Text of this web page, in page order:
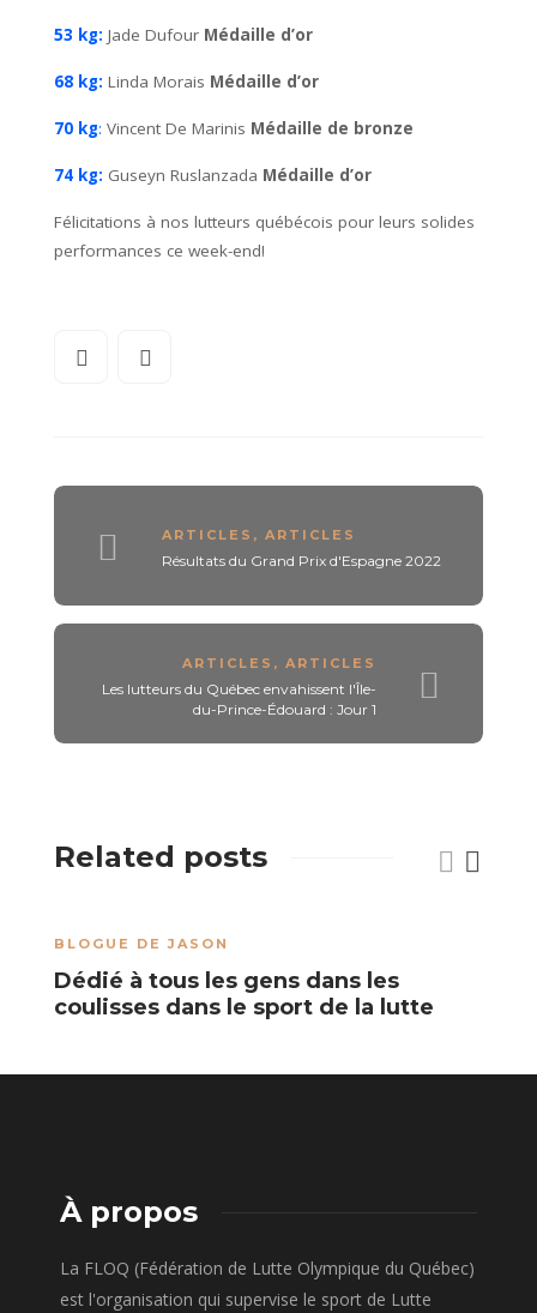
53 kg: Jade Dufour Médaille d’or
68 kg: Linda Morais Médaille d’or
70 kg: Vincent De Marinis Médaille de bronze
74 kg: Guseyn Ruslanzada Médaille d’or
Félicitations à nos lutteurs québécois pour leurs solides
performances ce week-end!
ARTICLES , ARTICLES
Résultats du Grand Prix d'Espagne 2022
ARTICLES , ARTICLES
Les lutteurs du Québec envahissent l'Île-
du-Prince-Édouard : Jour 1
Related posts
BLOGUE DE JASON
Dédié à tous les gens dans les
coulisses dans le sport de la lutte
À propos
La FLOQ (Fédération de Lutte Olympique du Québec)
est l'organisation qui supervise le sport de Lutte